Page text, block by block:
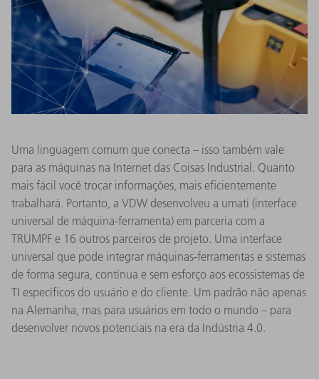
Uma linguagem comum que conecta – isso também vale
para as máquinas na Internet das Coisas Industrial. Quanto
mais fácil você trocar informações, mais eficientemente
trabalhará. Portanto, a VDW desenvolveu a umati (interface
universal de máquina-ferramenta) em parceria com a
TRUMPF e 16 outros parceiros de projeto. Uma interface
universal que pode integrar máquinas-ferramentas e sistemas
de forma segura, contínua e sem esforço aos ecossistemas de
TI específicos do usuário e do cliente. Um padrão não apenas
na Alemanha, mas para usuários em todo o mundo – para
desenvolver novos potenciais na era da Indústria 4.0.